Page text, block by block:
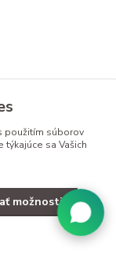
použitím súborov
sa Vašich
možnosti